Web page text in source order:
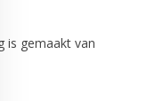
is gemaakt van